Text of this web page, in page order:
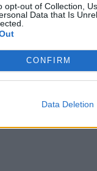
opt-out of Collection,
Data that Is
CONFIRM
Data Deletion